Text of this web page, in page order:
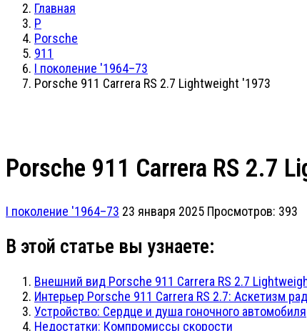
Главная
P
Porsche
911
I поколение '1964–73
Porsche 911 Carrera RS 2.7 Lightweight '1973
Porsche 911 Carrera RS 2.7
I поколение '1964–73 23 января 2025 Просмотров: 393
В этой статье вы узнаете:
Внешний вид Porsche 911 Carrera RS 2.7
Интерьер Porsche 911 Carrera RS 2.7: Аскетизм
Устройство: Сердце и душа гоночного автомобиля
Недостатки: Компромиссы скорости